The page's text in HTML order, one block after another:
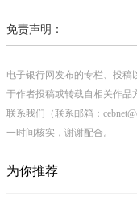
免责声明：
电子银行网发布的专栏、投稿
于作者投稿或转载自相关作品
联系我们（联系邮箱：
一时间核实，谢谢配合。
为你推荐